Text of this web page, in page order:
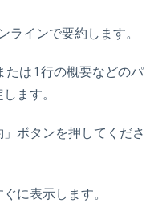
ラインで要約します。
たは 1 行の概要などのパ
ます。
ボタンを押してくださ
に表示します。